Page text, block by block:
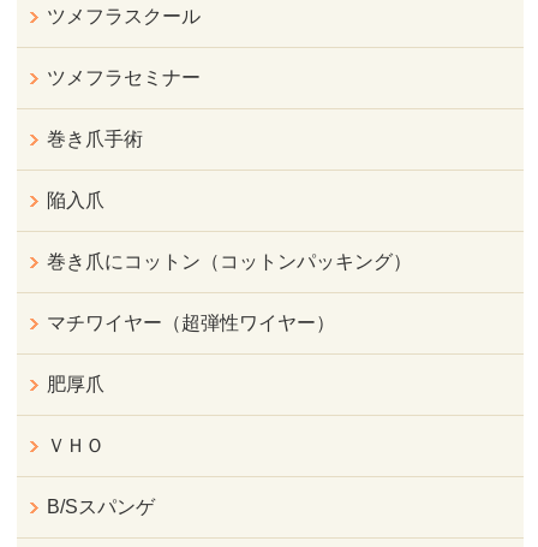
ツメフラスクール
ツメフラセミナー
巻き爪手術
陥入爪
巻き爪にコットン（コットンパッキング）
マチワイヤー（超弾性ワイヤー）
肥厚爪
ＶＨＯ
B/Sスパンゲ